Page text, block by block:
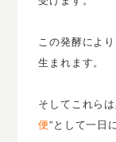
この発酵によ
生まれます。
そしてこれら
便”として一日